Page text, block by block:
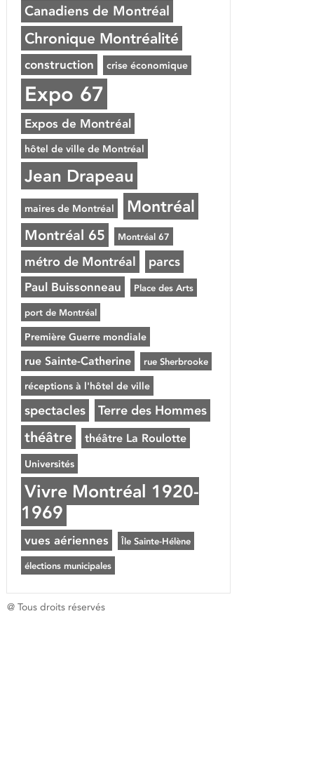
Canadiens de Montréal
Chronique Montréalité
construction crise économique
Expo 67
Expos de Montréal
hôtel de ville de Montréal
Jean Drapeau
maires de Montréal Montréal
Montréal 65 Montréal 67
métro de Montréal parcs
Paul Buissonneau Place des Arts
port de Montréal
Première Guerre mondiale
rue Sainte-Catherine rue Sherbrooke
réceptions à l'hôtel de ville
spectacles Terre des Hommes
théâtre théâtre La Roulotte
Universités
Vivre Montréal 1920-
1969
vues aériennes Île Sainte-Hélène
élections municipales
@ Tous droits réservés